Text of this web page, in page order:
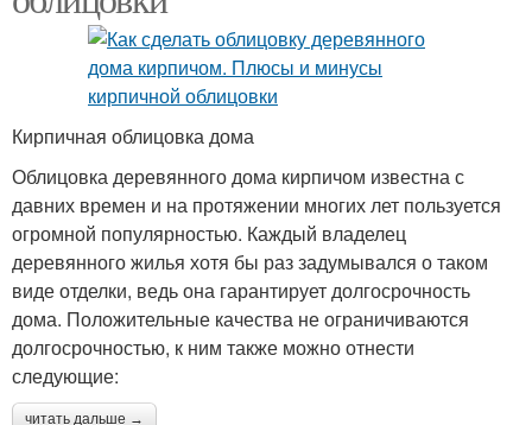
Кирпичная облицовка дома
Облицовка деревянного дома кирпичом известна с
давних времен и на протяжении многих лет пользуется
огромной популярностью. Каждый владелец
деревянного жилья хотя бы раз задумывался о таком
виде отделки, ведь она гарантирует долгосрочность
дома. Положительные качества не ограничиваются
долгосрочностью, к ним также можно отнести
следующие:
читать дальше →